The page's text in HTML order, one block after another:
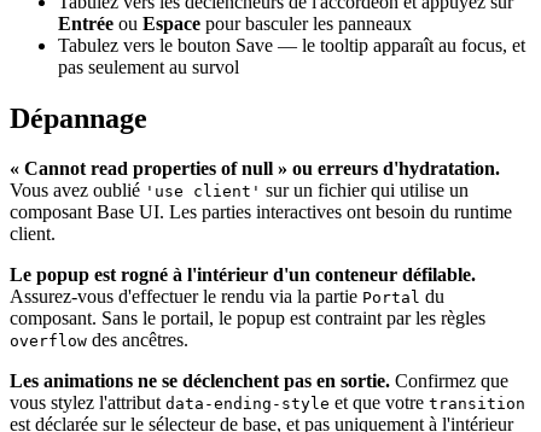
Entrée ou Espace pour basculer les panneaux
Tabulez vers le bouton Save — le tooltip apparaît au focus, et
pas seulement au survol
Dépannage
« Cannot read properties of null » ou erreurs d'hydratation.
Vous avez oublié 'use client' sur un fichier qui utilise un
composant Base UI. Les parties interactives ont besoin du runtime
client.
Le popup est rogné à l'intérieur d'un conteneur défilable.
Assurez-vous d'effectuer le rendu via la partie Portal du
composant. Sans le portail, le popup est contraint par les règles
overflow des ancêtres.
Les animations ne se déclenchent pas en sortie. Confirmez que
vous stylez l'attribut data-ending-style et que votre transition
est déclarée sur le sélecteur de base, et pas uniquement à l'intérieur